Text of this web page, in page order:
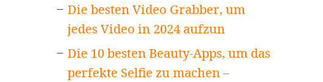
Die besten Video Grabber, um
jedes Video in 2024 aufzun
Die 10 besten Beauty-Apps, um das
perfekte Selfie zu machen –